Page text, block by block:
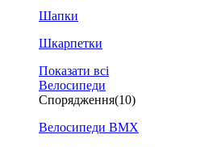
Шапки
Шкарпетки
Показати всі
Велосипеди
Спорядження(10)
Велосипеди BMX